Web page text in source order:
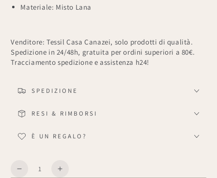
Materiale: Misto Lana
Venditore: Tessil Casa Canazei, solo prodotti di qualità.
Spedizione in 24/48h, gratuita per ordini superiori a 80€.
Tracciamento spedizione e assistenza h24!
SPEDIZIONE
RESI & RIMBORSI
È UN REGALO?
Quantità
DiminuisceAumenta